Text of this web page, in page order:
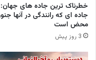
جاده ای که رانندگی در آنها
محض است
3 روز پیش